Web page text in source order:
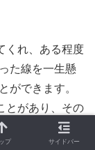
くれ、ある程度
た線を一生懸
ができます。
とがあり、その
可能。
プ サイドバー